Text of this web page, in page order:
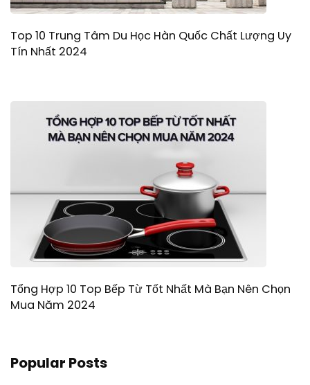
Top 10 Trung Tâm Du Học Hàn Quốc Chất Lượng Uy
Tín Nhất 2024
Tổng Hợp 10 Top Bếp Từ Tốt Nhất Mà Bạn Nên Chọn
Mua Năm 2024
Popular Posts